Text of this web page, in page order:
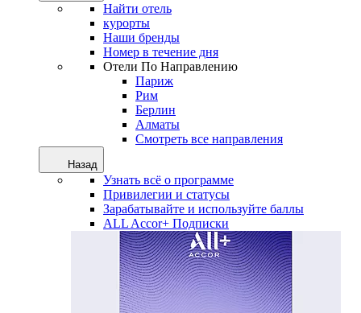
Найти отель
курорты
Наши бренды
Номер в течение дня
Отели По Направлению
Париж
Рим
Берлин
Алматы
Смотреть все направления
Назад
Узнать всё о программе
Привилегии и статусы
Зарабатывайте и используйте баллы
ALL Accor+ Подписки